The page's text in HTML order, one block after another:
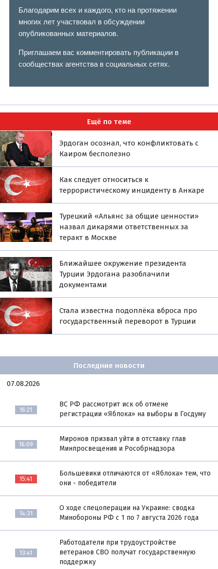
Благодарим всех и каждого, кто на протяжении
многих лет участвовал в обсуждении
опубликованных материалов.
Приглашаем вас комментировать публикации в
сообществах агентства в социальных сетях.
Ещё по теме
Эрдоган осознал, что конфликтовать с
Каиром бесполезно
Как следует относиться к
террористическому инциденту в Анкаре
Турецкий «Альянс за общие ценности»
назвал дикарями ответственных за
теракт в Москве
Ближайшее окружение президента
Турции Эрдогана разоблачили
документами
Стала известна подоплёка вброса про
государственный переворот в Турции
Последние новости
07.08.2026
16:21
ВС РФ рассмотрит иск об отмене
регистрации «Яблока» на выборы в Госдуму
16:09
Миронов призвал уйти в отставку глав
Минпросвещения и Рособрнадзора
15:41
Большевики отличаются от «Яблока» тем, что
они - победители
14:31
О ходе спецоперации на Украине: сводка
Минобороны РФ с 1 по 7 августа 2026 года
13:41
Работодатели при трудоустройстве
ветеранов СВО получат государственную
поддержку